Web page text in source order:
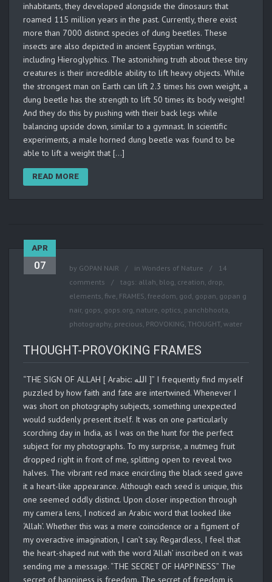
inhabitants, they developed alongside the dinosaurs that
roamed 115 million years in the past. Currently, there exist
more than 7000 distinct species of dung beetles. These
insects are also depicted in ancient Egyptian writings,
including Hieroglyphics. The astonishing truth about these tiny
creatures is their incredible ability to lift heavy objects. While
the strongest man on Earth can lift 2.3 times his own weight, a
dung beetle has the strength to lift 50 times its body weight!
And they do this by pushing with their back legs while
balancing upside down, similar to a gymnast. In scientific
experiments, a male horned dung beetle was found to be
able to lift a weight that […]
READ MORE
APR
07 by GOPAN NAIR in Wonders of Nature
14
comments
tags: allah, blog, creation, drop,
elements, five, FRAMES, freedom, god, gopan, gopan g
nair, gops, gops.org, nature, optics, panchbhoota,
photography, precious, PROVOKING, THOUGHT, water
THOUGHT-PROVOKING FRAMES
“THE SIGN OF ALLAH [ Arabic: الله ]” I frequently find myself
puzzled by how faith and fate are intertwined. Whenever I
was short on photography subjects, something unexpected
would suddenly present itself. It was on one particularly
scorching day in India, as I was on the hunt for the perfect
subject for my photographs. To my surprise, a nutmeg fruit
dropped right in front of me, splitting open to reveal two
halves. The vibrant red mace encircling the black seed gave
it a heart-like appearance. Although each seed is unique, this
one seemed oddly distinct. Upon closer inspection through
my camera lens, I noticed an Arabic word that looked like
‘Allah’. Whether this was a mere coincidence or a figment of
my overactive imagination, I can’t say. Regardless, I feel that
the heart-shaped nut with the word ‘Allah’ inscribed on it was
sending me a message. “THE SECRET OF HAPPINESS” The
secret of happiness is freedom. The secret of freedom is